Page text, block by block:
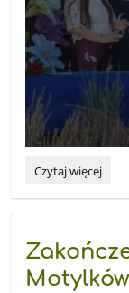
„Złap
żagle
Podróżuj,
śnij,
odkrywaj!”
Czytaj więcej